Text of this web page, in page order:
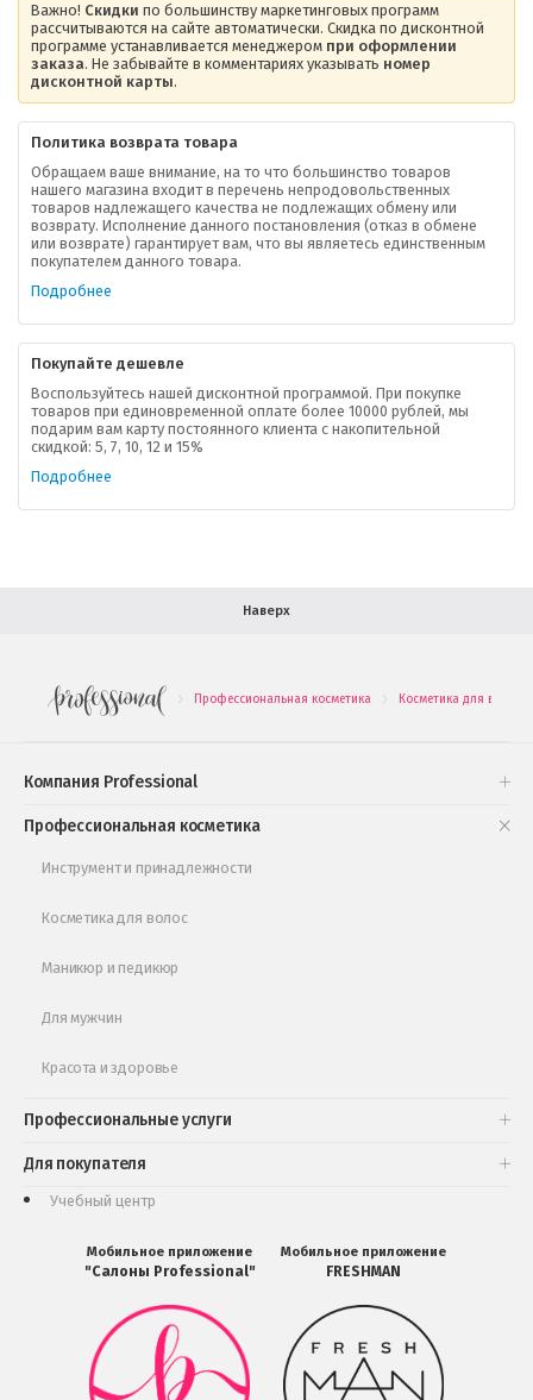
Важно! Скидки по большинству маркетинговых программ
рассчитываются на сайте автоматически. Скидка по дисконтной
программе устанавливается менеджером при оформлении
заказа. Не забывайте в комментариях указывать номер
дисконтной карты.
Политика возврата товара
Обращаем ваше внимание, на то что большинство товаров
нашего магазина входит в перечень непродовольственных
товаров надлежащего качества не подлежащих обмену или
возврату. Исполнение данного постановления (отказ в обмене
или возврате) гарантирует вам, что вы являетесь единственным
покупателем данного товара.
Подробнее
Покупайте дешевле
Воспользуйтесь нашей дисконтной программой. При покупке
товаров при единовременной оплате более 10000 рублей, мы
подарим вам карту постоянного клиента с накопительной
скидкой: 5, 7, 10, 12 и 15%
Подробнее
Наверх
. Профессиональная косметика . Косметика для волос
Компания Professional
О компании
Ваша скидка
Контактная информация
В помощь покупателю
Форма обратной связи
Профессиональная косметика
Инструмент и принадлежности
Косметика для волос
Маникюр и педикюр
Для мужчин
Красота и здоровье
Профессиональные услуги
Для покупателя
Подарочные наборы
Обучающее видео
Учебный центр
Мобильное приложение
"Салоны Professional"
Мобильное
приложение
Салоны
Professional
загрузить
Мобильное приложение
FRESHMAN
Мобильное
приложение
FRESHMAN
в
Google